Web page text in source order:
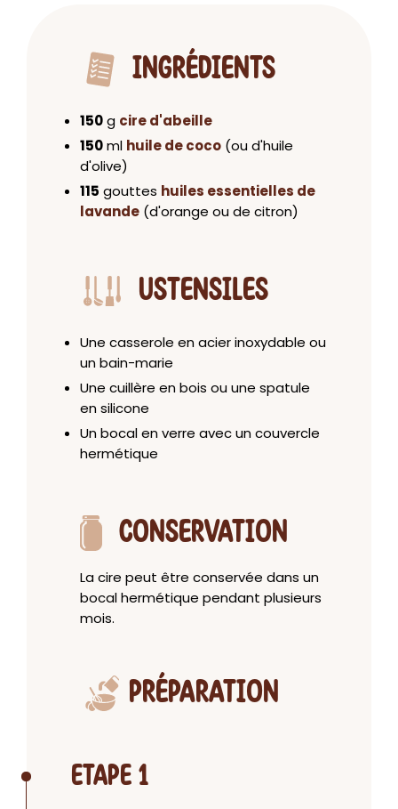
INGRÉDIENTS
150g cire d'abeille
150ml huile de coco (ou d'huile
d'olive)
115 gouttes huiles essentielles de
lavande (d'orange ou de citron)
USTENSILES
Une casserole en acier inoxydable ou
un bain-marie
Une cuillère en bois ou une spatule
en silicone
Un bocal en verre avec un couvercle
hermétique
CONSERVATION
La cire peut être conservée dans un
bocal hermétique pendant plusieurs
mois.
PRÉPARATION
ETAPE 1